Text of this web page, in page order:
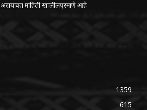
अद्ययावत माहिती खालीलप्रमाणे आहे
1359
615